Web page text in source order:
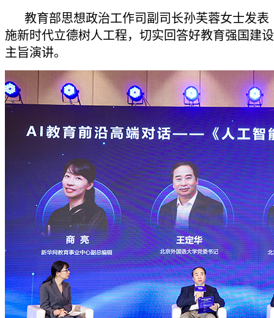
教育部思想政治工作司副司长孙芙蓉女士发表
施新时代立德树人工程，切实回答好教育强国建
主旨演讲。